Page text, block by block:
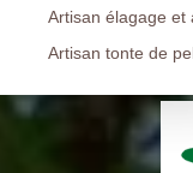
Artisan élagage et
Artisan tonte de